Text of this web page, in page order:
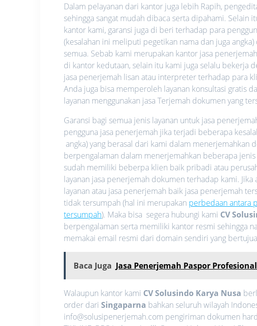
Dalam pelayanan dari kantor juga lebih Rapih,
sehingga sangat mudah dibaca serta dipahami.
kantor kami, garansi juga di beri terhadap para
(kesalahan ini meliputi pegetikan nama dan juga
semua. Sebab kami merupakan kantor jasa
di kantor kedutaan, selain itu kami juga selalu bekerja
jasa penerjemah lisan atau interpreter terhadap para
Anda juga bisa memperoleh layanan konsultasi gratis
layanan menggunakan jasa Terjemah dokumen yang
Garansi bagi semua jenis layanan untuk jasa
pengguna jasa penerjemah jika terjadi beberapa
angka) yang berasal dari kami dalam menerjemahkan
berpengalaman dalam menerjemahkan beberapa
sudah memiliki beberpa klien baik pribadi atau
layanan jasa penerjemah dokumen terhadap kami.
layanan atau jasa penerjemah baik jasa penerjemah
tidak tersumpah (hal ini merupakan perbedaan antara
tersumpah). Maka bisa segera hubungi kami CV
berpengalaman serta memiliki kantor resmi sehingga
memakai email resmi dari domain sendiri yang
Baca Juga Jasa Penerjemah Paspor
Walaupun kantor kami CV Solusindo Karya Nusa
order dariSingaparna bahkan seluruh wilayah
info@solusipenerjemah.com pengiriman dokumen